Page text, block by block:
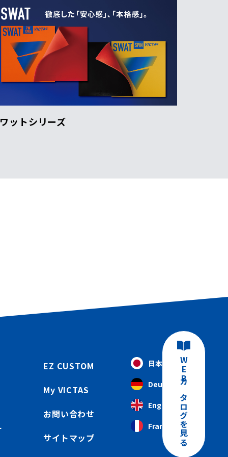
ットシリーズ
EZ CUSTOM
My VICTAS
お問い合わせ
サイトマップ
日本語
Deutsch
English
Français WEBカタログを見る